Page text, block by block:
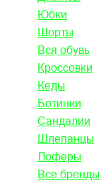
Юбки
Шорты
Вся обувь
Кроссовки
Кеды
Ботинки
Сандалии
Шлепанцы
Лоферы
Все бренды